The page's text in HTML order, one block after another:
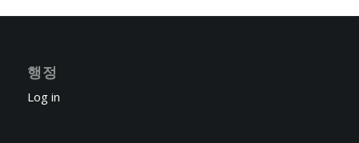
행정
Log in